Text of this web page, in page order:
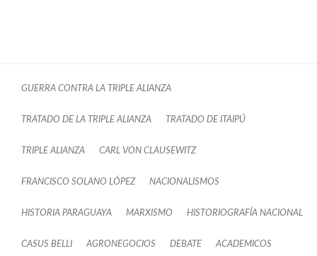
GUERRA CONTRA LA TRIPLE ALIANZA
TRATADO DE LA TRIPLE ALIANZA TRATADO DE ITAIPÚ
TRIPLE ALIANZA CARL VON CLAUSEWITZ
FRANCISCO SOLANO LÓPEZ NACIONALISMOS
HISTORIA PARAGUAYA MARXISMO HISTORIOGRAFÍA NACIONAL
CASUS BELLI AGRONEGOCIOS DEBATE ACADEMICOS